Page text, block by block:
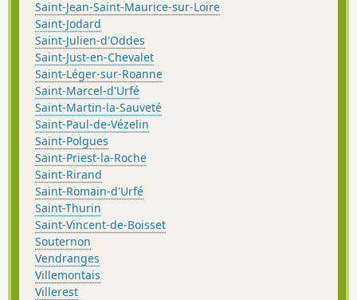
Saint-Jean-Saint-Maurice-sur-Loire
Saint-Jodard
Saint-Julien-d'Oddes
Saint-Just-en-Chevalet
Saint-Léger-sur-Roanne
Saint-Marcel-d'Urfé
Saint-Martin-la-Sauveté
Saint-Paul-de-Vézelin
Saint-Polgues
Saint-Priest-la-Roche
Saint-Rirand
Saint-Romain-d'Urfé
Saint-Thurin
Saint-Vincent-de-Boisset
Souternon
Vendranges
Villemontais
Villerest